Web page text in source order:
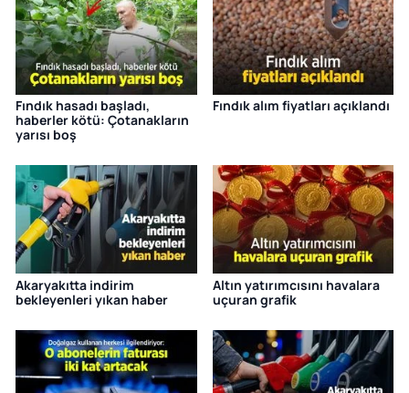
Fındık hasadı başladı,
haberler kötü: Çotanakların
yarısı boş
Fındık alım fiyatları açıklandı
Akaryakıtta indirim
bekleyenleri yıkan haber
Altın yatırımcısını havalara
uçuran grafik